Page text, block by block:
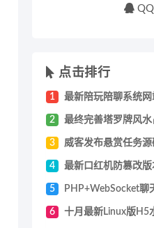
QQ
点击排行
1 最新陪玩陪聊系统
2 最终完善塔罗牌风水
3 威客发布悬赏任务
4 最新口红机防篡改版
5 PHP+WebSocket聊
6 十月最新Linux版H5